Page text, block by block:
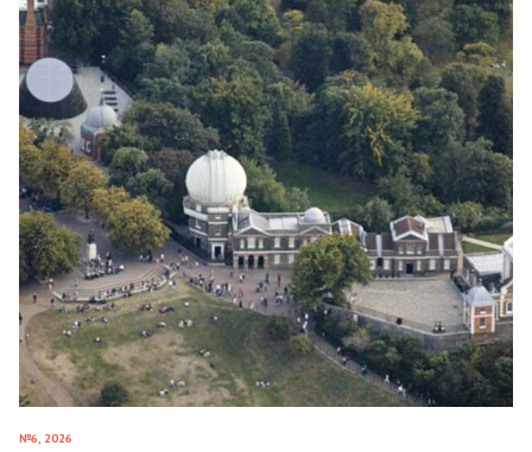
№6, 2026